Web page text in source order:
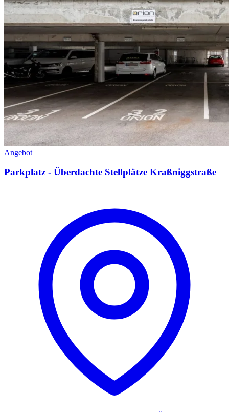
Angebot
Parkplatz - Überdachte Stellplätze Kraßniggstraße